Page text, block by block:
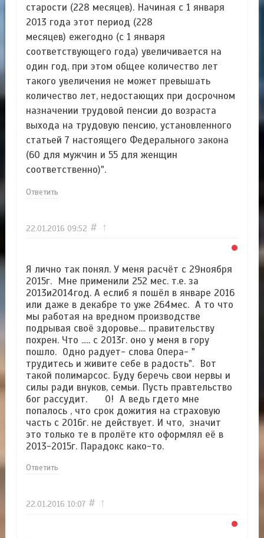
старости (228 месяцев). Начиная с 1 января
2013 года этот период (228
месяцев) ежегодно (с 1 января
соответствующего года) увеличивается на
один год, при этом общее количество лет
такого увеличения не может превышать
количество лет, недостающих при досрочном
назначении трудовой пенсии до возраста
выхода на трудовую пенсию, установленного
статьей 7 настоящего Федерального закона
(60 для мужчин и 55 для женщин
соответственно)".
Ответить
22.01.2016 09:52 # ↑
Я лично так понял. У меня расчёт с 29ноября
2015г. Мне применили 252 мес. т.е. за
2013и2014год. А еслиб я пошёл в январе 2016
или даже в декабре то уже 264мес. А то что
мы работая на вредном производстве
подрывая своё здоровье.... правительству
похрен. Что ..... с 2013г. оно у меня в гору
пошло. Одно радует- слова Опера- "
трудитесь и живите себе в радость". Вот
такой полимарсос. Буду беречь свои нервы и
силы ради внуков, семьи. Пусть правтельство
бог рассудит. О! А ведь гдето мне
попалось , что срок дожития на страховую
часть с 2016г. не действует. И что, значит
это только те в пролёте кто оформлял её в
2013-2015г. Парадокс како-то.
Ответить
22.01.2016 10:07 # ↑